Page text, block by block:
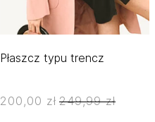
Płaszcz typu trencz
200,00 zł 249,99 zł